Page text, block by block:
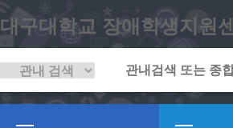
대구대학교 장애학생지원